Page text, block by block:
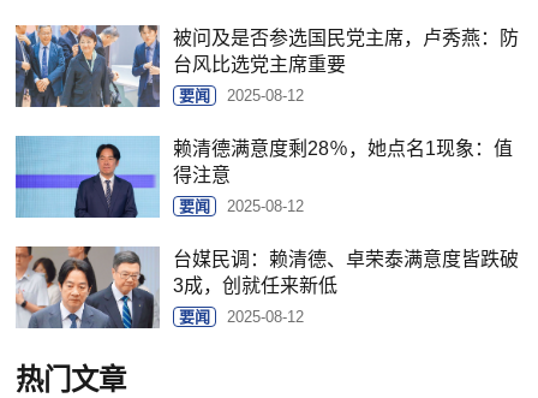
被问及是否参选国民党主席，卢秀燕：防
台风比选党主席重要
要闻 2025-08-12
赖清德满意度剩28％，她点名1现象：值
得注意
要闻 2025-08-12
台媒民调：赖清德、卓荣泰满意度皆跌破
3成，创就任来新低
要闻 2025-08-12
热门文章